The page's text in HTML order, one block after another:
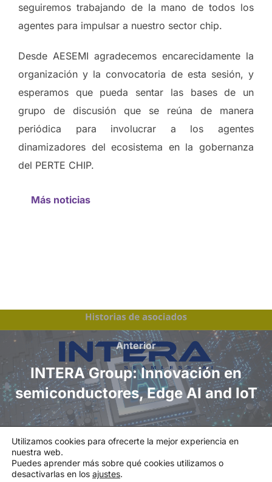
seguiremos trabajando de la mano de todos los
agentes para impulsar a nuestro sector chip.
Desde AESEMI agradecemos encarecidamente la
organización y la convocatoria de esta sesión, y
esperamos que pueda sentar las bases de un
grupo de discusión que se reúna de manera
periódica para involucrar a los agentes
dinamizadores del ecosistema en la gobernanza
del PERTE CHIP.
Más noticias
Anterior
INTERA Group: Innovación en
semiconductores, Edge AI and IoT
Política de privacidad
Política de cookies| Aviso legal |Canal de denuncias
Utilizamos cookies para ofrecerte la mejor experiencia en
nuestra web.
Puedes aprender más sobre qué cookies utilizamos o
desactivarlas en los ajustes.